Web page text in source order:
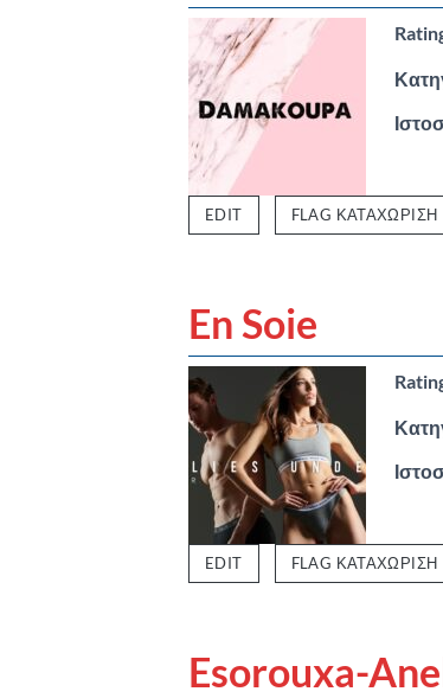
EDIT FLAG ΚΑΤΑΧΏΡΙΣΗ
En Soie
EDIT FLAG ΚΑΤΑΧΏΡΙΣΗ
Esorouxa-